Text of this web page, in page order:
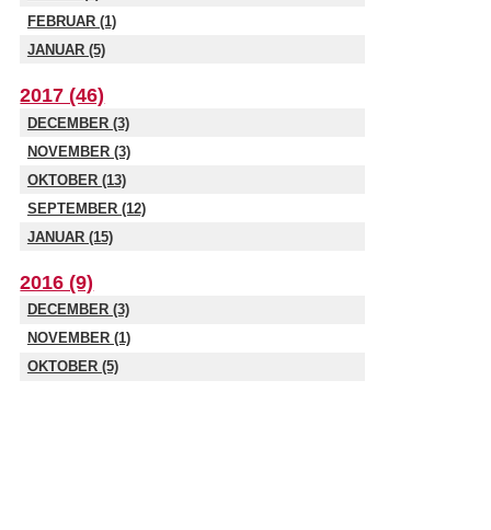
FEBRUAR (1)
JANUAR (5)
2017 (46)
DECEMBER (3)
NOVEMBER (3)
OKTOBER (13)
SEPTEMBER (12)
JANUAR (15)
2016 (9)
DECEMBER (3)
NOVEMBER (1)
OKTOBER (5)